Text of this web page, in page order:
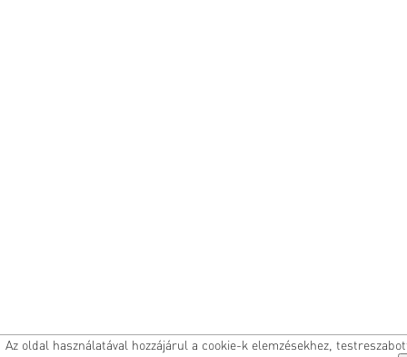
Az oldal használatával hozzájárul a cookie-k elemzésekhez,